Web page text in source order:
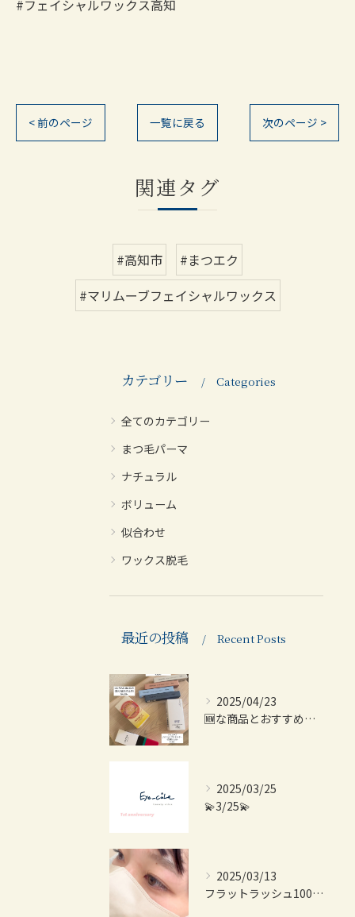
#フェイシャルワックス高知
< 前のページ 一覧に戻る 次のページ >
関連タグ
#高知市
#まつエク
#マリムーブフェイシャルワックス
カテゴリー Categories
全てのカテゴリー
まつ毛パーマ
ナチュラル
ボリューム
似合わせ
ワックス脱毛
最近の投稿 Recent Posts
2025/04/23
🆕な商品とおすすめ商品紹介💫
2025/03/25
💫3/25💫
2025/03/13
フラットラッシュ100本👀